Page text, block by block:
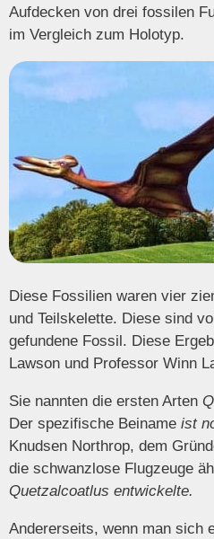
Aufdecken von drei fossilen
im Vergleich zum Holotyp.
Diese Fossilien waren vier
und Teilskelette. Diese sind
gefundene Fossil. Diese
Lawson und Professor Winn
Sie nannten die ersten Arten
Der spezifische Beiname ist
Knudsen Northrop, dem
die schwanzlose Flugzeuge
Quetzalcoatlus entwickelte.
Andererseits, wenn man sich